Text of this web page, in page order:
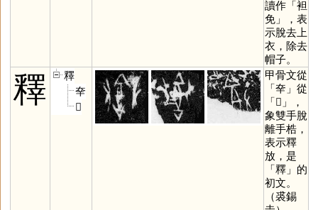
讀作「袒
免」，表
示脫去上
衣，除去
帽子。
釋
釋
㚔
𠬜
甲骨文從
「㚔 」從
「𠬜 」，
象雙手脫
離手梏，
表示釋
放，是
「釋」的
初文。
（裘錫